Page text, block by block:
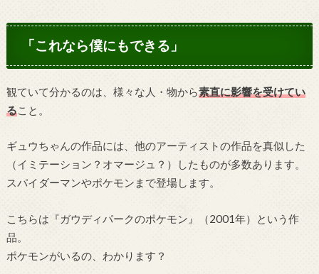
「これなら僕にもできる」
観ていて分かるのは、様々な人・物から素直に影響を受けてい
ること。
ギュウちゃんの作品には、他のアーティストの作品を真似した
（イミテーション？オマージュ？）したものが多数あります。
スパイダーマンやポケモンまで登場します。
こちらは『ガウディパークのポケモン』（2001年）という作
品。
ポケモンがいるの、わかります？